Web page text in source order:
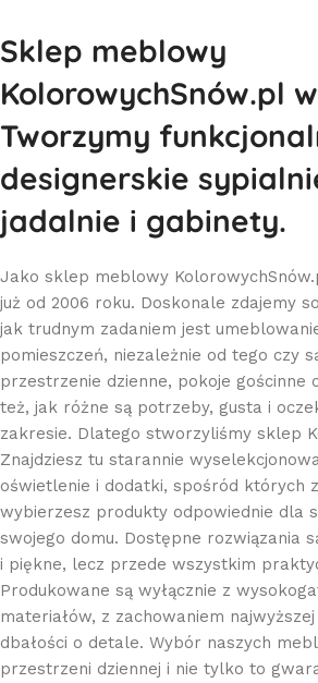
Sklep meblowy
KolorowychSnów.pl
Tworzymy
designerskie
jadalnie i gabinety.
Jako sklep meblowy
już od 2006 roku. Doskonale zdajemy
jak trudnym zadaniem jest
pomieszczeń, niezależnie od tego czy
przestrzenie dzienne, pokoje gościnne
też, jak różne są potrzeby, gusta i
zakresie. Dlatego stworzyliśmy sklep
Znajdziesz tu starannie
oświetlenie i dodatki, spośród których
wybierzesz produkty odpowiednie dla
swojego domu. Dostępne rozwiązania
i piękne, lecz przede wszystkim
Produkowane są wyłącznie z
materiałów, z zachowaniem
dbałości o detale. Wybór naszych
przestrzeni dziennej i nie tylko to